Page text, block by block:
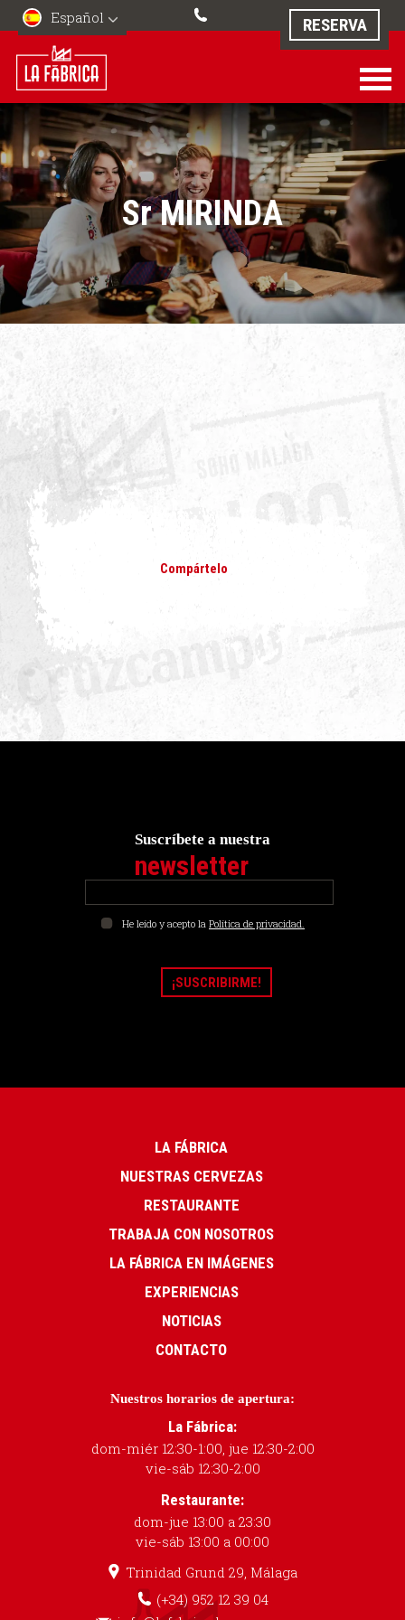
Español RESERVA
Sr MIRINDA
Compártelo
Suscríbete a nuestra
newsletter
He leído y acepto la Política de privacidad.
LA FÁBRICA
NUESTRAS CERVEZAS
RESTAURANTE
TRABAJA CON NOSOTROS
LA FÁBRICA EN IMÁGENES
EXPERIENCIAS
NOTICIAS
CONTACTO
Nuestros horarios de apertura:
La Fábrica:
dom-miér 12:30-1:00, jue 12:30-2:00
vie-sáb 12:30-2:00
Restaurante:
dom-jue 13:00 a 23:30
vie-sáb 13:00 a 00:00
Trinidad Grund 29, Málaga
(+34) 952 12 39 04